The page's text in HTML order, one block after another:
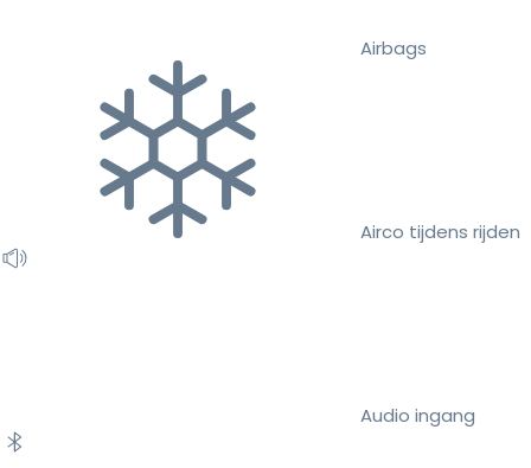
Airbags
Airco tijdens rijden
Audio ingang